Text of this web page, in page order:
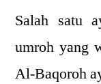
Salah satu
umroh yang
Al-Baqoroh